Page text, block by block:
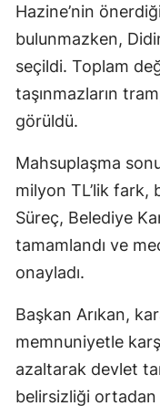
Hazine’nin
bulunmazken,
seçildi. Toplam
taşınmazların
görüldü.
Mahsuplaşma
milyon TL’lik fark,
Süreç, Belediye
tamamlandı ve
onayladı.
Başkan Arıkan,
memnuniyetle
azaltarak devlet
belirsizliği ortadan